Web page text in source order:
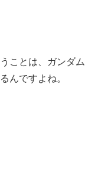
ことは、ガンダム
んですよね。